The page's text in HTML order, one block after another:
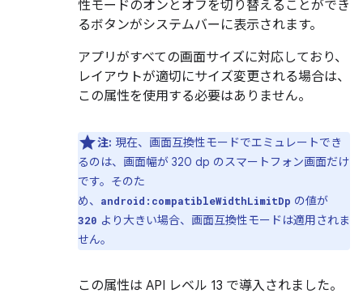
性モードのオンとオフを切り替えることができ
るボタンがシステムバーに表示されます。
アプリがすべての画面サイズに対応しており、
レイアウトが適切にサイズ変更される場合は、
この属性を使用する必要はありません。
注: 現在、画面互換性モードでエミュレートでき
るのは、画面幅が 320 dp のスマートフォン画面だけ
です。そのた
め、
android:compatibleWidthLimitDp の値が
320 より大きい場合、画面互換性モードは適用されま
せん。
この属性は API レベル 13 で導入されました。